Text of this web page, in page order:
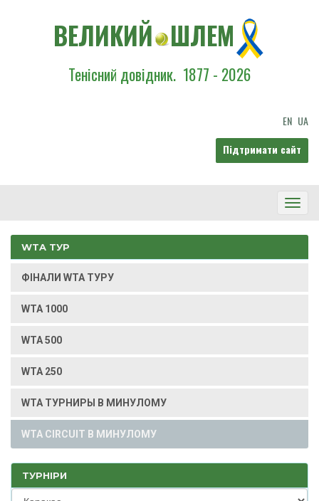
ВЕЛИКИЙ ШЛЕМ
Тенісний довідник. 1877 - 2026
EN UA
Підтримати сайт
WTA ТУР
ФІНАЛИ WTA ТУРУ
WTA 1000
WTA 500
WTA 250
WTA ТУРНИРЫ В МИНУЛОМУ
WTA CIRCUIT В МИНУЛОМУ
ТУРНІРИ